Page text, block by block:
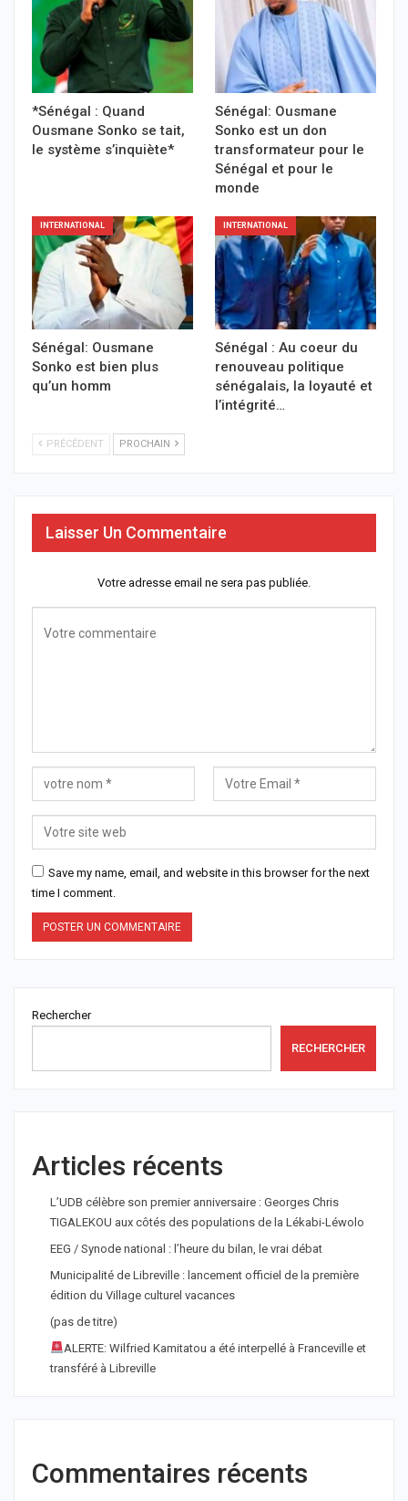
*Sénégal : Quand
Ousmane Sonko se tait,
le système s’inquiète*
Sénégal: Ousmane
Sonko est un don
transformateur pour le
Sénégal et pour le
monde
INTERNATIONAL
Sénégal: Ousmane
Sonko est bien plus
qu’un homm
INTERNATIONAL
Sénégal : Au coeur du
renouveau politique
sénégalais, la loyauté et
l’intégrité…
PRÉCÉDENT PROCHAIN
Laisser Un Commentaire
Votre adresse email ne sera pas publiée.
Save my name, email, and website in this browser for the next
time I comment.
Rechercher
RECHERCHER
Articles récents
L’UDB célèbre son premier anniversaire : Georges Chris
TIGALEKOU aux côtés des populations de la Lékabi-Léwolo
EEG / Synode national : l’heure du bilan, le vrai débat
Municipalité de Libreville : lancement officiel de la première
édition du Village culturel vacances
(pas de titre)
ALERTE: Wilfried Kamitatou a été interpellé à Franceville et
transféré à Libreville
Commentaires récents